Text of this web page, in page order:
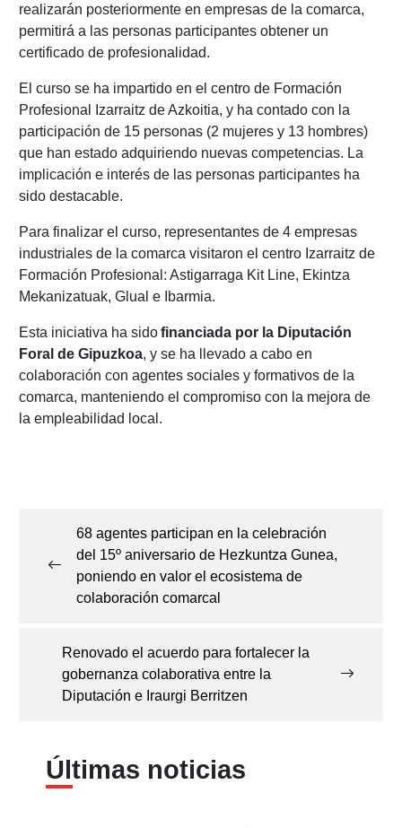
realizarán posteriormente en empresas de la comarca,
permitirá a las personas participantes obtener un
certificado de profesionalidad.
El curso se ha impartido en el centro de Formación
Profesional Izarraitz de Azkoitia, y ha contado con la
participación de 15 personas (2 mujeres y 13 hombres)
que han estado adquiriendo nuevas competencias. La
implicación e interés de las personas participantes ha
sido destacable.
Para finalizar el curso, representantes de 4 empresas
industriales de la comarca visitaron el centro Izarraitz de
Formación Profesional: Astigarraga Kit Line, Ekintza
Mekanizatuak, Glual e Ibarmia.
Esta iniciativa ha sidofinanciada por la Diputación
Foral de Gipuzkoa, y se ha llevado a cabo en
colaboración con agentes sociales y formativos de la
comarca, manteniendo el compromiso con la mejora de
la empleabilidad local.
entradas
68 agentes participan en la celebración
del 15º aniversario de Hezkuntza Gunea,
poniendo en valor el ecosistema de
colaboración comarcal
Renovado el acuerdo para fortalecer la
gobernanza colaborativa entre la
Diputación e Iraurgi Berritzen
Últimas noticias